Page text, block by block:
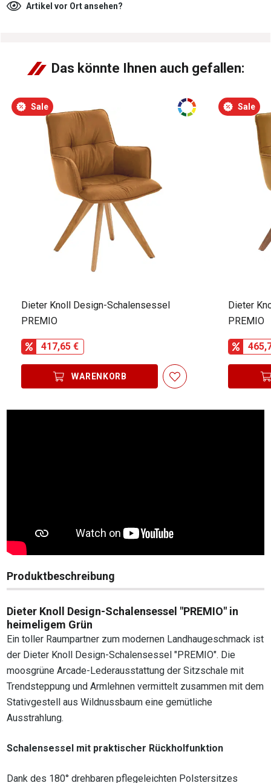
Artikel vor Ort ansehen?
Das könnte Ihnen auch gefallen:
Sale
Dieter Knoll Design-Schalensessel
PREMIO
417,65 €
WARENKORB
Sale
Dieter
PREMIO
Produktbeschreibung
Dieter Knoll Design-Schalensessel "PREMIO" in
heimeligem Grün
Ein toller Raumpartner zum modernen Landhaugeschmack ist
der Dieter Knoll Design-Schalensessel "PREMIO". Die
moosgrüne Arcade-Lederausstattung der Sitzschale mit
Trendsteppung und Armlehnen vermittelt zusammen mit dem
Stativgestell aus Wildnussbaum eine gemütliche
Ausstrahlung.
Schalensessel mit praktischer Rückholfunktion
Dank des 180° drehbaren pflegeleichten Polstersitzes